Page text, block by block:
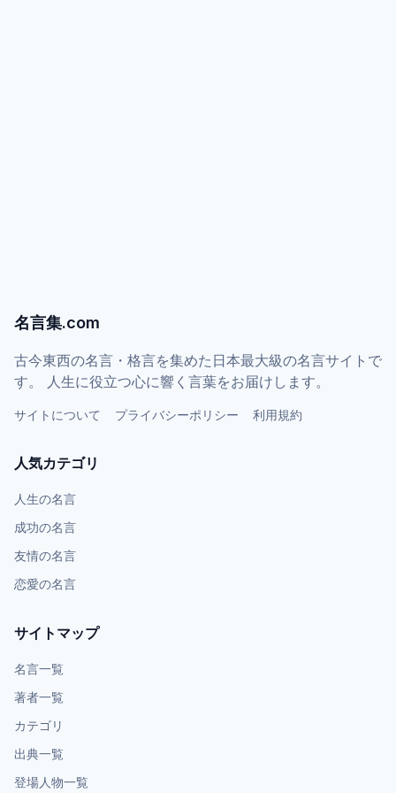
名言集.com
古今東西の名言・格言を集めた日本最大級の名言サイトで
す。 人生に役立つ心に響く言葉をお届けします。
サイトについて プライバシーポリシー 利用規約
人気カテゴリ
人生の名言
成功の名言
友情の名言
恋愛の名言
サイトマップ
名言一覧
著者一覧
カテゴリ
出典一覧
登場人物一覧